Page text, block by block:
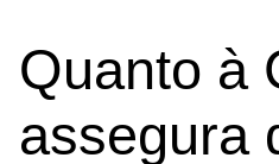
Quanto à
assegura